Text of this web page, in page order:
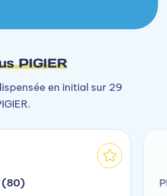
PIGIER
en initial sur 29
(80)